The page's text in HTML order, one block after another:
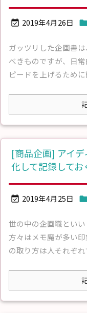
 2019年4月26日
ガッツリした企画書
べきものですが、日
ピードを上げるため
[商品企画] アイ
化して記録してお
 2019年4月25日
世の中の企画職とい
方々はメモ魔が多い
の取り方は人それぞ